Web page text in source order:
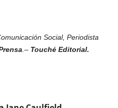
Social, Periodista
.– Touché Editorial.